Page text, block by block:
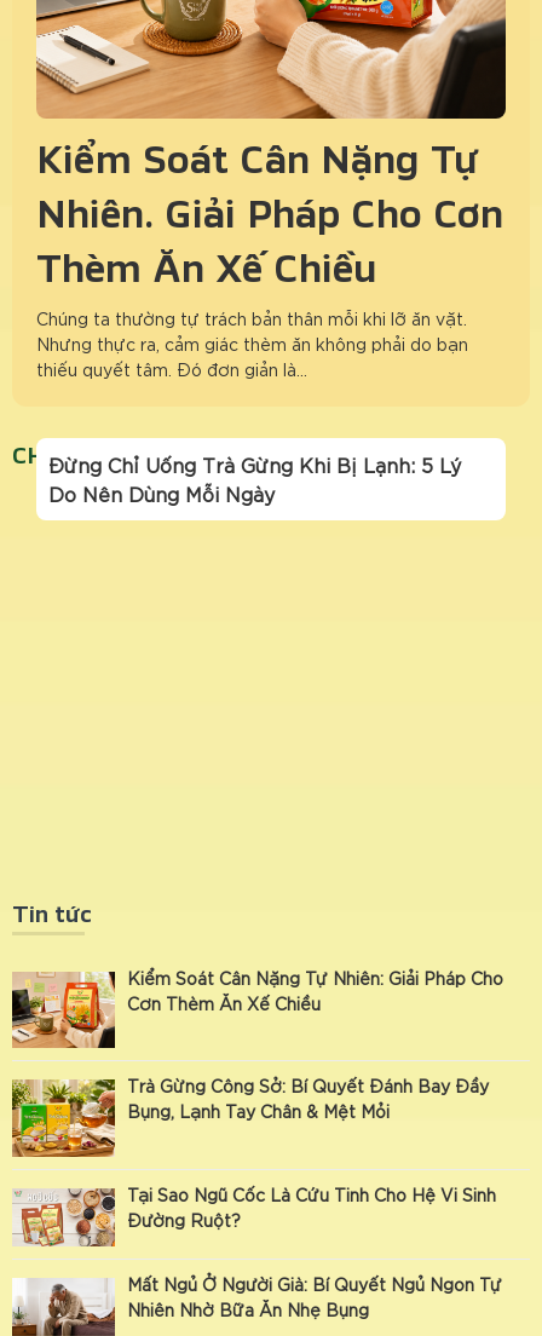
Kiểm Soát Cân Nặng Tự
Nhiên: Giải Pháp Cho Cơn
Thèm Ăn Xế Chiều
Chúng ta thường tự trách bản thân mỗi khi lỡ ăn vặt.
Nhưng thực ra, cảm giác thèm ăn không phải do bạn
thiếu quyết tâm. Đó đơn giản là…
CHAONGAYMOI
Đừng Chỉ Uống Trà Gừng Khi Bị Lạnh: 5 Lý
Do Nên Dùng Mỗi Ngày
Tin tức
Kiểm Soát Cân Nặng Tự Nhiên: Giải Pháp Cho
Cơn Thèm Ăn Xế Chiều
Trà Gừng Công Sở: Bí Quyết Đánh Bay Đầy
Bụng, Lạnh Tay Chân & Mệt Mỏi
Tại Sao Ngũ Cốc Là Cứu Tinh Cho Hệ Vi Sinh
Đường Ruột?
Mất Ngủ Ở Người Già: Bí Quyết Ngủ Ngon Tự
Nhiên Nhờ Bữa Ăn Nhẹ Bụng